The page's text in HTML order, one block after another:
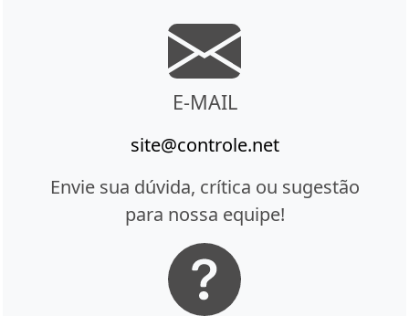
E-MAIL
site@controle.net
Envie sua dúvida, crítica ou sugestão
para nossa equipe!